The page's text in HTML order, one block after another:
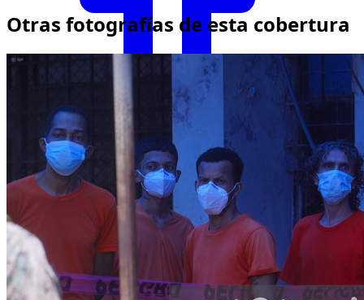
Facebook
Otras fotografías de esta cobertura